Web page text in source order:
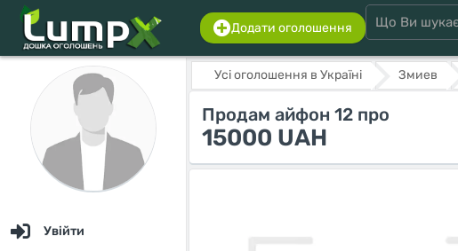
Додати оголошення
Увійти
Усі оголошення в Україні Змиев
Продам айфон 12 про
15000 UAH